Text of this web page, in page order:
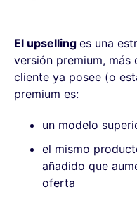
El upselling es una
versión premium, más
cliente ya posee (o
premium es:
un modelo
el mismo
añadido que
oferta